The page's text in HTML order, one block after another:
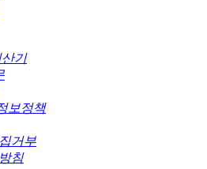
기
보정책
거부
침